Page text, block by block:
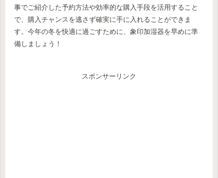
事でご紹介した予約方法や効率的な購入手段を活用すること
で、購入チャンスを逃さず確実に手に入れることができま
す。今年の冬を快適に過ごすために、象印加湿器を早めに準
備しましょう！
スポンサーリンク